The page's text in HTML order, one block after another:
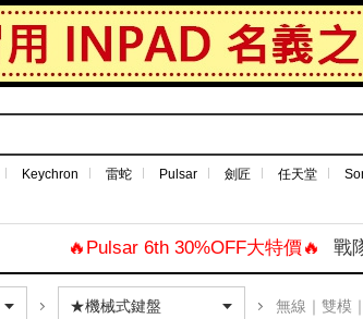
Keychron 雷蛇 Pulsar 劍匠 任天堂
🔥Pulsar 6th 30%OFF大特價🔥 戰
無線｜雙模